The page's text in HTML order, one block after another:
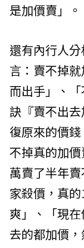
是加價賣」。
還有內行人
言：賣不掉
而出手」、
訣『賣不出
復原來的價
不掉真的加
萬賣了半年
家殺價，真
爽」、「現
去的都加價